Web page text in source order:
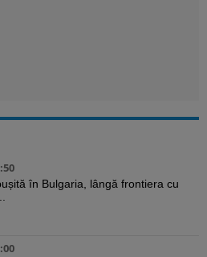
în Bulgaria, lângă frontiera cu